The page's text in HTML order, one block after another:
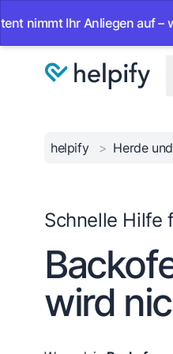
Anliegen auf – wir
helpify > Herde
Schnelle Hilfe
wird